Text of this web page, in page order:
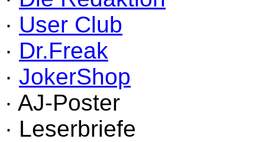
· User Club
· Dr.Freak
· JokerShop
· AJ-Poster
· Leserbriefe